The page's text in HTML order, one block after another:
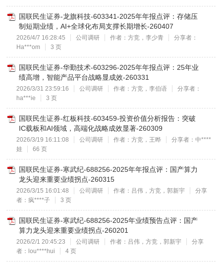
国联民生证券-龙旗科技-603341-2025年年报点评：存储压
制短期业绩，AI+全球化布局支撑长期增长-260407
2026/4/7 16:28:45 公司调研 作者：方竞，李少青
分享者：
Ha***om
3 页
国联民生证券-华勤技术-603296-2025年年报点评：25年业
绩高增，智能产品平台战略显成效-260331
2026/3/31 23:59:16 公司调研 作者：方竞，李伯语
分享者：
ha***ie
3 页
国联民生证券-红板科技-603459-投资价值分析报告：突破
IC载板和AI领域，高端化战略成效显著-260309
2026/3/19 16:11:08 公司调研 作者：方竞，王晔
分享者：中****
娃
66 页
国联民生证券-寒武纪-688256-2025年年报点评：国产算力
龙头迎来重要业绩拐点-260315
2026/3/15 16:01:48 公司调研 作者：吕伟，方竞，郭新宇
分享
者：疯****子
3 页
国联民生证券-寒武纪-688256-2025年业绩预告点评：国产
算力龙头迎来重要业绩拐点-260201
2026/2/1 20:45:23 公司调研 作者：吕伟，方竞，郭新宇
分享
者：lou****hui
4 页